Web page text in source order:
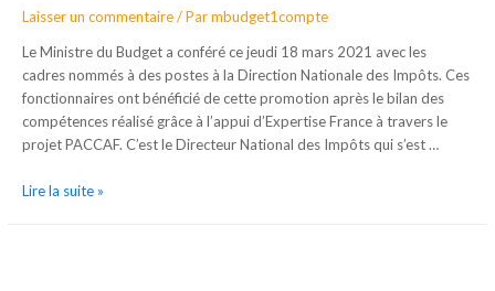
Laisser un commentaire/ Parmbudget1compte
Le Ministre du Budget a conféré ce jeudi 18 mars 2021 avec les
cadres nommés à des postes à la Direction Nationale des Impôts. Ces
fonctionnaires ont bénéficié de cette promotion après le bilan des
compétences réalisé grâce à l’appui d’Expertise France à travers le
projet PACCAF. C’est le Directeur National des Impôts qui s’est …
Lire la suite »